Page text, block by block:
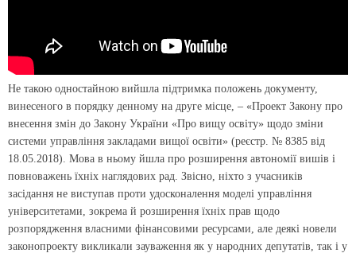
Не такою одностайною вийшла підтримка положень документу,
винесеного в порядку денному на друге місце, – «Проект Закону про
внесення змін до Закону України «Про вищу освіту» щодо зміни
системи управління закладами вищої освіти» (реєстр. № 8385 від
18.05.2018). Мова в ньому йшла про розширення автономії вишів і
повноважень їхніх наглядових рад. Звісно, ніхто з учасників
засідання не виступав проти удосконалення моделі управління
університетами, зокрема й розширення їхніх прав щодо
розпорядження власними фінансовими ресурсами, але деякі новели
законопроекту викликали зауваження як у народних депутатів, так і у